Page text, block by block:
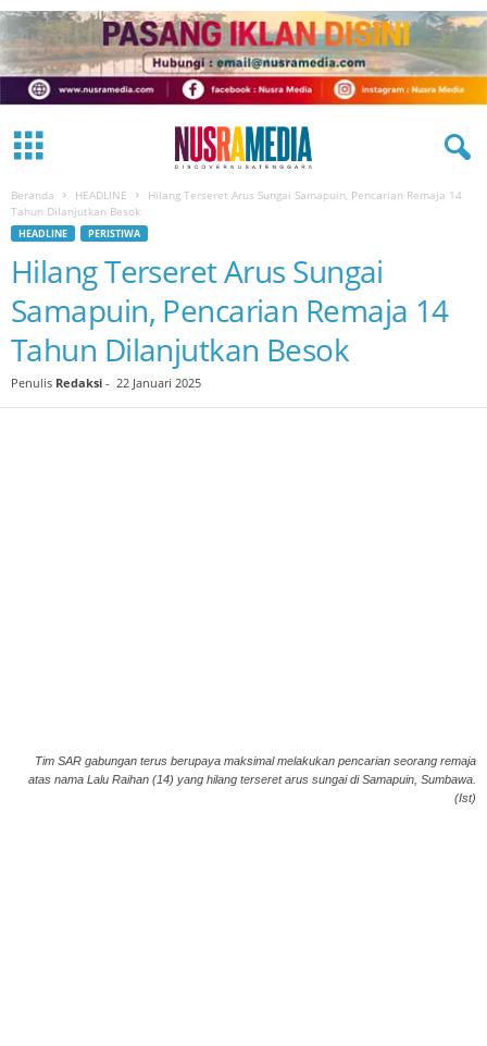
Beranda HEADLINE
Hilang Terseret Arus Sungai Samapuin, Pencarian Remaja 14
Tahun Dilanjutkan Besok
HEADLINE PERISTIWA
Hilang Terseret Arus Sungai
Samapuin, Pencarian Remaja 14
Tahun Dilanjutkan Besok
Penulis Redaksi - 22 Januari 2025
Tim SAR gabungan terus berupaya maksimal melakukan pencarian seorang remaja
atas nama Lalu Raihan (14) yang hilang terseret arus sungai di Samapuin, Sumbawa.
(Ist)